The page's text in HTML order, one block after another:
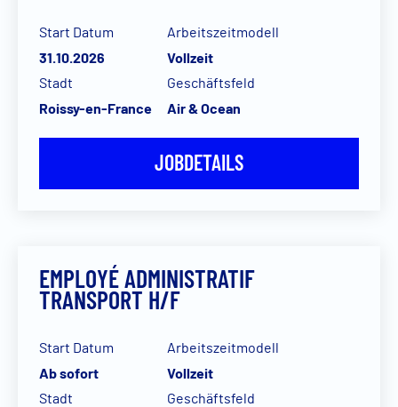
Start Datum
31.10.2026
Arbeitszeitmodell
Vollzeit
Stadt
Roissy-en-France
Geschäftsfeld
Air & Ocean
JOBDETAILS
EMPLOYÉ ADMINISTRATIF
TRANSPORT H/F
Start Datum
Ab sofort
Arbeitszeitmodell
Vollzeit
Stadt Geschäftsfeld